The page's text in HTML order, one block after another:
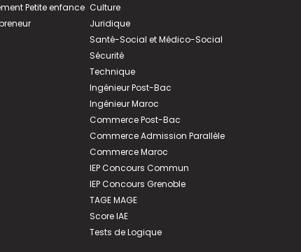
Petite enfance Culture
Juridique
Santé-Social et Médico-Social
Sécurité
Technique
Ingénieur Post-Bac
Ingénieur Maroc
Commerce Post-Bac
Commerce Admission Parallèle
Commerce Maroc
IEP Concours Commun
IEP Concours Grenoble
TAGE MAGE
Score IAE
Tests de Logique